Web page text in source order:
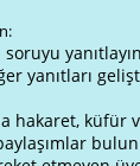
yanıtları
hakaret,